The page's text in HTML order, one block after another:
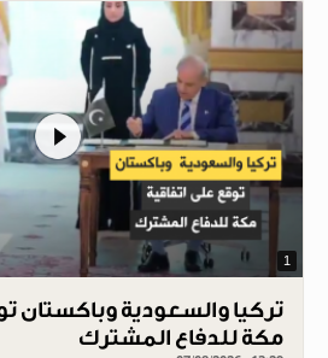
1
تركيا والسعودية وباكستان
مكة للدفاع المشترك